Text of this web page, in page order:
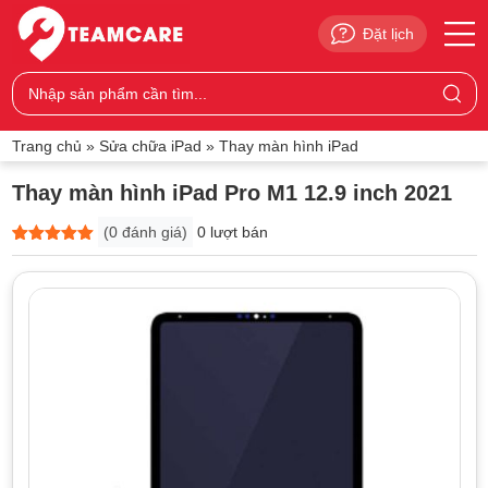
Đặt lịch
Trang chủ » Sửa chữa iPad » Thay màn hình iPad
Thay màn hình iPad Pro M1 12.9 inch 2021
5trên 5
dựa trên
0
đánh giá
(0 đánh giá) 0 lượt bán